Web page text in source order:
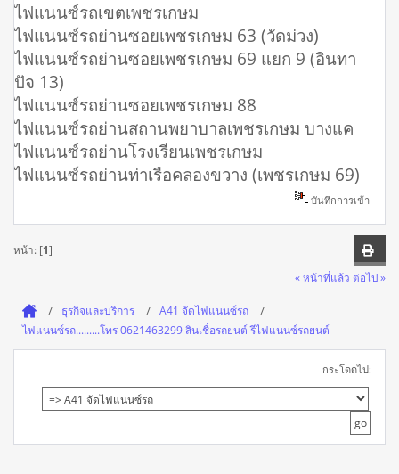
ไฟแนนซ์รถเขตเพชรเกษม
ไฟแนนซ์รถย่านซอยเพชรเกษม 63 (วัดม่วง)
ไฟแนนซ์รถย่านซอยเพชรเกษม 69 แยก 9 (อินทา
ปัจ 13)
ไฟแนนซ์รถย่านซอยเพชรเกษม 88
ไฟแนนซ์รถย่านสถานพยาบาลเพชรเกษม บางแค
ไฟแนนซ์รถย่านโรงเรียนเพชรเกษม
ไฟแนนซ์รถย่านท่าเรือคลองขวาง (เพชรเกษม 69)
บันทึกการเข้า
หน้า: [1]
« หน้าที่แล้ว ต่อไป »
ธุรกิจและบริการ
A41 จัดไฟแนนซ์รถ
ไฟแนนซ์รถ.........โทร 0621463299 สินเชื่อรถยนต์ รีไฟแนนซ์รถยนต์
กระโดดไป: